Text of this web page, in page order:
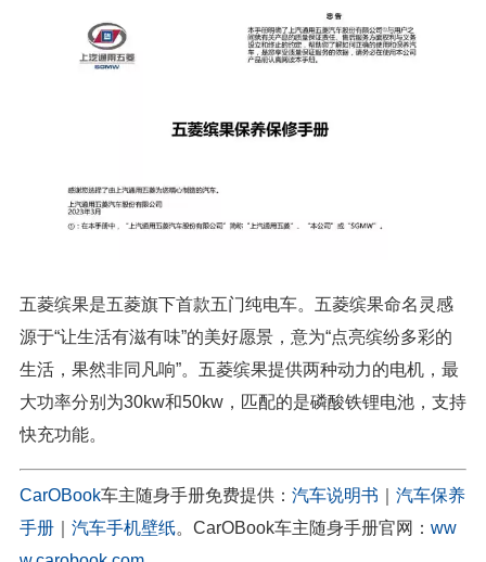
五菱缤果是五菱旗下首款五门纯电车。五菱缤果命名灵感
源于“让生活有滋有味”的美好愿景，意为“点亮缤纷多彩的
生活，果然非同凡响”。五菱缤果提供两种动力的电机，最
大功率分别为30kw和50kw，匹配的是磷酸铁锂电池，支持
快充功能。
CarOBook车主随身手册免费提供： 汽车说明书
汽车保养
手册
汽车手机壁纸。CarOBook车主随身手册官网： ww